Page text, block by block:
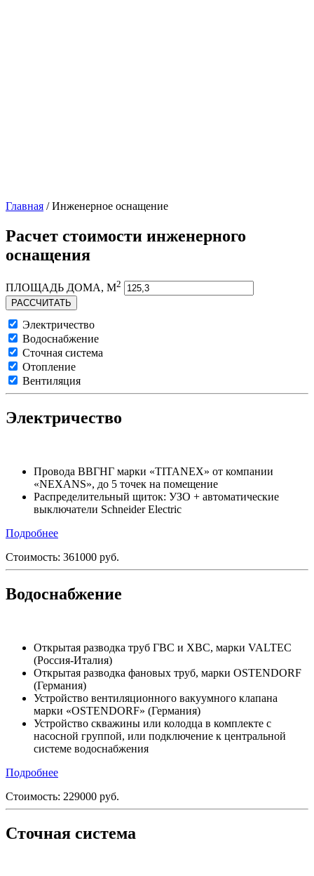
Главная / Инженерное оснащение
Расчет стоимости инженерного
оснащения
ПЛОЩАДЬ ДОМА, М2
Электричество
Водоснабжение
Сточная система
Отопление
Вентиляция
Электричество
Провода ВВГНГ марки «TITANEX» от компании
«NEXANS», до 5 точек на помещение
Распределительный щиток: УЗО + автоматические
выключатели Schneider Electric
Подробнее
Стоимость: 361000 руб.
Водоснабжение
Открытая разводка труб ГВС и ХВС, марки VALTEC
(Россия-Италия)
Открытая разводка фановых труб, марки OSTENDORF
(Германия)
Устройство вентиляционного вакуумного клапана
марки «OSTENDORF» (Германия)
Устройство скважины или колодца в комплекте с
насосной группой, или подключение к центральной
системе водоснабжения
Подробнее
Стоимость: 229000 руб.
Сточная система